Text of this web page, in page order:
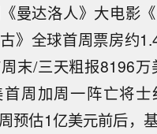
曼达洛人》大电影
》全球首周票房约
末/三天粗报8196万
周加周一阵亡将士
预估1亿美元前后，